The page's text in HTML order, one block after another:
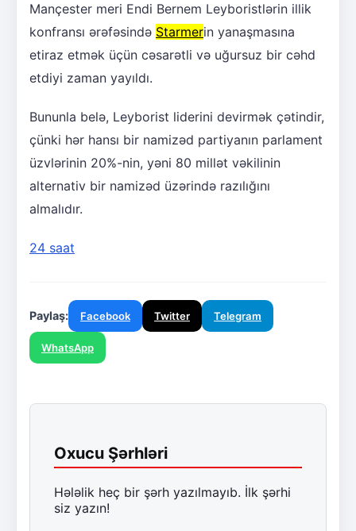
Mançester meri Endi Bernem Leyboristlərin illik
konfransı ərəfəsində Starmerin yanaşmasına
etiraz etmək üçün cəsarətli və uğursuz bir cəhd
etdiyi zaman yayıldı.
Bununla belə, Leyborist liderini devirmək çətindir,
çünki hər hansı bir namizəd partiyanın parlament
üzvlərinin 20%-nin, yəni 80 millət vəkilinin
alternativ bir namizəd üzərində razılığını
almalıdır.
24 saat
Paylaş: Facebook Twitter Telegram
WhatsApp
Oxucu Şərhləri
Hələlik heç bir şərh yazılmayıb. İlk şərhi
siz yazın!